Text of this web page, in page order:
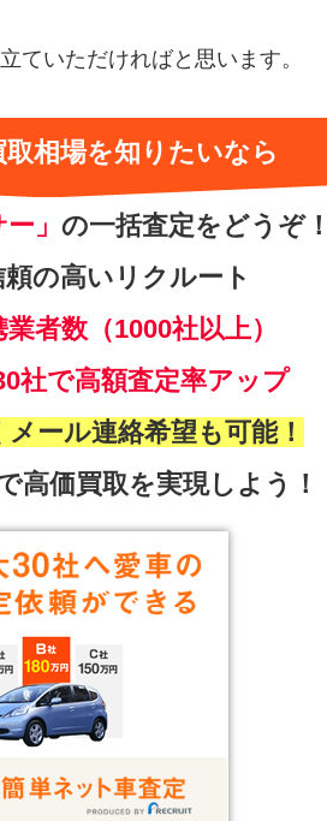
ていただければと思います。
相場を知りたいなら
」 の一括査定をどうぞ！
の高いリクルート
者数（1000社以上）
社で高額査定率アップ
ール連絡希望も可能！
高価買取を実現しよう！